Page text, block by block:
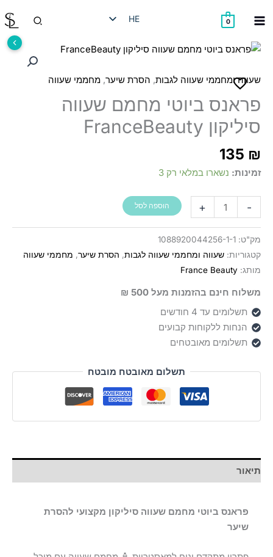
לתוכן
0
HE
AR
חיפוש
שעווה ומחממי שעווה לגבות, הסרת שיער, מחממי שעווה
פראנס ביוטי מחמם שעווה
סיליקון FranceBeauty
135 ₪
זמינות: נשארו במלאי רק 3
-
של
פראנס
סיליקון
FranceBeauty
+ הוספה לסל
מק"ט: 1088920044256-1-1
קטגוריות: שעווה ומחממי שעווה לגבות, הסרת שיער, מחממי שעווה
מותג: France Beauty
משלוח חינם בהזמנות מעל 500 ₪
תשלומים עד 4 חודשים
הנחות ללקוחות קבועים
תשלומים מאובטחים
תשלום מאובטח מובטח
תיאור
פראנס ביוטי מחמם שעווה סיליקון מקצועי להסרת
שיער